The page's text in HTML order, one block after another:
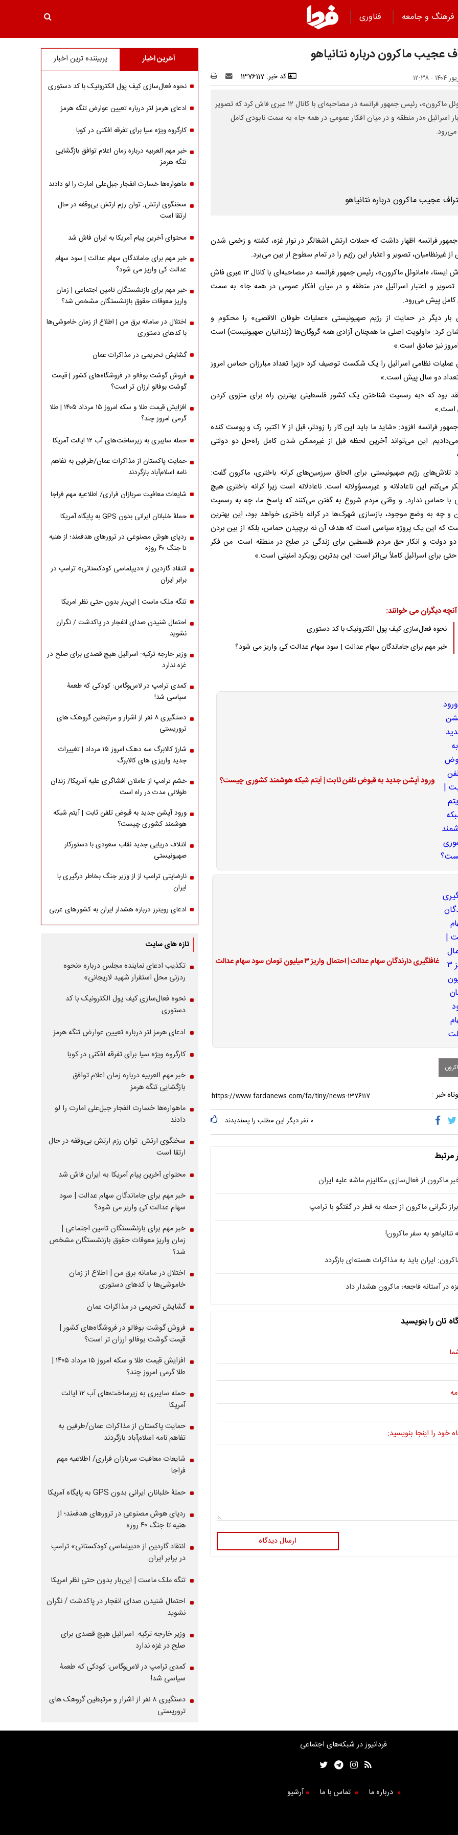
فرهنگ و جامعه
فناوری
عجیب ماکرون درباره نتانیاهو
کد خبر: 1376117
«امانوئل ماکرون»، رئیس جمهور فرانسه در مصاحبه‌ای با کانال ۱۲ عبری فاش کرد که تصویر
اسرائیل «در منطقه و در میان افکار عمومی در همه جا» به سمت نابودی کامل
فرانسه اظهار داشت که حملات ارتش اشغالگر در نوار غزه، کشته و زخمی شدن
از غیرنظامیان، تصویر و اعتبار این رژیم را در تمام سطوح از بین می‌برد.
به گزارش ایسنا، «امانوئل ماکرون»، رئیس جمهور فرانسه در مصاحبه‌ای با کانال ۱۲ عبری فاش
تصویر و اعتبار اسرائیل «در منطقه و در میان افکار عمومی در همه جا» به سمت
کامل پیش می‌رود.
بار دیگر در حمایت از رژیم صهیونیستی «عملیات طوفان الاقصی» را محکوم و
کرد: «اولویت اصلی ما همچنان آزادی همه گروگان‌ها (زندانیان صهیونیست) است
نیز صادق است.»
عملیات نظامی اسرائیل را یک شکست توصیف کرد «زیرا تعداد مبارزان حماس امروز
دو سال پیش است.»
بود که «به رسمیت شناختن یک کشور فلسطینی بهترین راه برای منزوی کردن
رئیس‌ جمهور فرانسه افزود: «شاید ما باید این کار را زودتر، قبل از ۷ اکتبر، رک و پوست کنده
می‌دادیم. این می‌تواند آخرین لحظه قبل از غیرممکن شدن کامل راه‌حل دو دولتی
تلاش‌های رژیم صهیونیستی برای الحاق سرزمین‌های کرانه باختری، ماکرون گفت:
می‌کنم این ناعادلانه و غیرمسؤولانه است. ناعادلانه است زیرا کرانه باختری هیچ
با حماس ندارد. و وقتی مردم شروع به گفتن می‌کنند که پاسخ ما، چه به رسمیت
و چه به وضع موجود، بازسازی شهرک‌ها در کرانه باختری خواهد بود، این بهترین
که این یک پروژه سیاسی است که هدف آن نه برچیدن حماس، بلکه از بین بردن
دو دولت و انکار حق مردم فلسطین برای زندگی در صلح در منطقه است. من فکر
برای اسرائیل کاملاً بی‌اثر است: این بدترین رویکرد امنیتی است.»
آنچه دیگران می خوانند:
نحوه فعال‌سازی کیف پول الکترونیک با کد دستوری
خبر مهم برای جاماندگان سهام عدالت | سود سهام عدالت کی واریز می شود؟
ورود آپشن جدید به قبوض تلفن ثابت | آیتم شبکه هوشمند کشوری چیست؟
غافلگیری دارندگان سهام عدالت | احتمال واریز ۳ میلیون تومان سود سهام عدالت
خبر :
۰ نفر دیگر این مطلب را پسندیدند
مرتبط
ماکرون از فعال‌سازی مکانیزم ماشه علیه ایران
نگرانی ماکرون از حمله به قطر در گفتگو با ترامپ
نتانیاهو به سفر ماکرون!
ایران باید به مذاکرات هسته‌ای بازگردد
در آستانه فاجعه؛ ماکرون هشدار داد
تان را بنویسید
خود را اینجا بنویسید:
ارسال دیدگاه
آخرین اخبار پربیننده ترین اخبار
نحوه فعال‌سازی کیف پول الکترونیک با کد دستوری
ادعای هرمز لتر درباره تعیین عوارض تنگه هرمز
کارگروه ویژه سیا برای تفرقه افکنی در کوبا
خبر مهم العربیه درباره زمان اعلام توافق بازگشایی
تنگه هرمز
ماهواره‌‌ها خسارت انفجار جبل‌علی امارت را لو دادند
سخنگوی ارتش: توان رزم ارتش بی‌وقفه در حال
ارتقا است
محتوای آخرین پیام آمریکا به ایران فاش شد
خبر مهم برای جاماندگان سهام عدالت | سود سهام
عدالت کی واریز می شود؟
خبر مهم برای بازنشستگان تامین اجتماعی | زمان
واریز معوقات حقوق بازنشستگان مشخص شد؟
اختلال در سامانه برق من | اطلاع از زمان خاموشی‌ها
با کدهای دستوری
گشایش تحریمی در مذاکرات عمان
فروش گوشت بوفالو در فروشگاه‌های کشور | قیمت
گوشت بوفالو ارزان تر است؟
افزایش قیمت طلا و سکه امروز ۱۵ مرداد ۱۴۰۵ | طلا
گرمی امروز چند؟
حمله سایبری به زیرساخت‌های آب ۱۲ ایالت آمریکا
حمایت پاکستان از مذاکرات عمان/طرفین به تفاهم
نامه اسلام‌آباد بازگردند
شایعات معافیت سربازان فراری/ اطلاعیه مهم فراجا
حملۀ خلبانان ایرانی بدون GPS به پایگاه آمریکا
ردپای هوش مصنوعی در ترورهای هدفمند؛ از هنیه
تا جنگ ۴۰ روزه
انتقاد گاردین از «دیپلماسی کودکستانی» ترامپ در
برابر ایران
تنگه ملک ماست | این‌بار بدون حتی نظر امریکا
احتمال شنیدن صدای انفجار در پاکدشت / نگران
نشوید
وزیر خارجه ترکیه: اسرائیل هیچ قصدی برای صلح در
غزه ندارد
کمدی ترامپ در لاس‌وگاس: کودکی که طعمۀ
سیاسی شد!
دستگیری ۸ نفر از اشرار و مرتبطین گروهک های
تروریستی
شارژ کالابرگ سه دهک امروز ۱۵ مرداد | تغییرات
جدید واریزی های کالابرگ
خشم ترامپ از عاملان افشاگری‌ علیه آمریکا/ زندان
طولانی مدت در راه است
ورود آپشن جدید به قبوض تلفن ثابت | آیتم شبکه
هوشمند کشوری چیست؟
ائتلاف دریایی جدید نقاب سعودی با دستورکار
صهیونیستی
نارضایتی ترامپ از از وزیر جنگ بخاطر درگیری با
ایران
ادعای رویترز درباره هشدار ایران به کشورهای عربی
تازه های سایت
تکذیب ادعای نماینده مجلس درباره «نحوه
ردزنی محل استقرار شهید لاریجانی»
نحوه فعال‌سازی کیف پول الکترونیک با کد
دستوری
ادعای هرمز لتر درباره تعیین عوارض تنگه هرمز
کارگروه ویژه سیا برای تفرقه افکنی در کوبا
خبر مهم العربیه درباره زمان اعلام توافق
بازگشایی تنگه هرمز
ماهواره‌‌ها خسارت انفجار جبل‌علی امارت را لو
دادند
سخنگوی ارتش: توان رزم ارتش بی‌وقفه در حال
ارتقا است
محتوای آخرین پیام آمریکا به ایران فاش شد
خبر مهم برای جاماندگان سهام عدالت | سود
سهام عدالت کی واریز می شود؟
خبر مهم برای بازنشستگان تامین اجتماعی |
زمان واریز معوقات حقوق بازنشستگان مشخص
شد؟
اختلال در سامانه برق من | اطلاع از زمان
خاموشی‌ها با کدهای دستوری
گشایش تحریمی در مذاکرات عمان
فروش گوشت بوفالو در فروشگاه‌های کشور |
قیمت گوشت بوفالو ارزان تر است؟
افزایش قیمت طلا و سکه امروز ۱۵ مرداد ۱۴۰۵ |
طلا گرمی امروز چند؟
حمله سایبری به زیرساخت‌های آب ۱۲ ایالت
آمریکا
حمایت پاکستان از مذاکرات عمان/طرفین به
تفاهم نامه اسلام‌آباد بازگردند
شایعات معافیت سربازان فراری/ اطلاعیه مهم
فراجا
حملۀ خلبانان ایرانی بدون GPS به پایگاه آمریکا
ردپای هوش مصنوعی در ترورهای هدفمند؛ از
هنیه تا جنگ ۴۰ روزه
انتقاد گاردین از «دیپلماسی کودکستانی» ترامپ
در برابر ایران
تنگه ملک ماست | این‌بار بدون حتی نظر امریکا
احتمال شنیدن صدای انفجار در پاکدشت / نگران
نشوید
وزیر خارجه ترکیه: اسرائیل هیچ قصدی برای
صلح در غزه ندارد
کمدی ترامپ در لاس‌وگاس: کودکی که طعمۀ
سیاسی شد!
دستگیری ۸ نفر از اشرار و مرتبطین گروهک های
تروریستی
فردانیوز در شبکه‌های اجتماعی
درباره ما تماس با ما آرشیو